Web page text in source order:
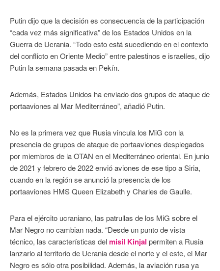
Putin dijo que la decisión es consecuencia de la participación
“cada vez más significativa” de los Estados Unidos en la
Guerra de Ucrania. “Todo esto está sucediendo en el contexto
del conflicto en Oriente Medio” entre palestinos e israelíes, dijo
Putin la semana pasada en Pekín.
Además, Estados Unidos ha enviado dos grupos de ataque de
portaaviones al Mar Mediterráneo”, añadió Putin.
No es la primera vez que Rusia vincula los MiG con la
presencia de grupos de ataque de portaaviones desplegados
por miembros de la OTAN en el Mediterráneo oriental. En junio
de 2021 y febrero de 2022 envió aviones de ese tipo a Siria,
cuando en la región se anunció la presencia de los
portaaviones HMS Queen Elizabeth y Charles de Gaulle.
Para el ejército ucraniano, las patrullas de los MiG sobre el
Mar Negro no cambian nada. “Desde un punto de vista
técnico, las características delmisil Kinjal permiten a Rusia
lanzarlo al territorio de Ucrania desde el norte y el este, el Mar
Negro es sólo otra posibilidad. Además, la aviación rusa ya